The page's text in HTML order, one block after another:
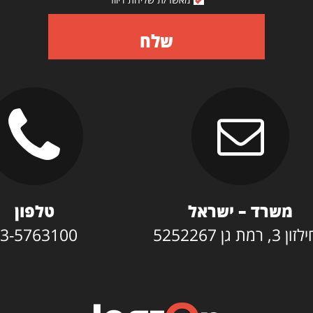
שלח
משרד – ישראל
גן 5252267
טלפון
5763100